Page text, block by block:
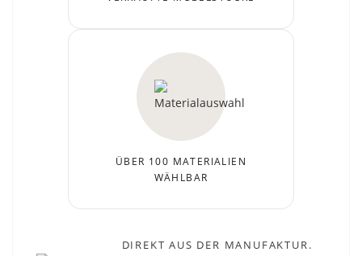
ÜBER 100 MATERIALIEN
WÄHLBAR
DIREKT AUS DER MANUFAKTUR.